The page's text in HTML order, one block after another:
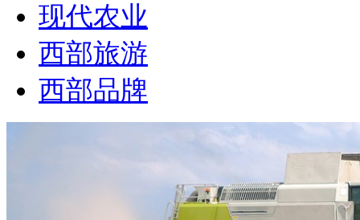
现代农业
西部旅游
西部品牌